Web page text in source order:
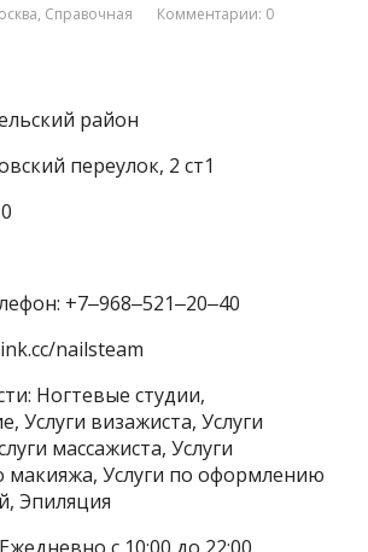
, Справочная Комментарии: 0
район
переулок, 2 ст1
+7‒968‒521‒20‒40
nailsteam
Ногтевые студии,
Услуги визажиста, Услуги
массажиста, Услуги
макияжа, Услуги по оформлению
Эпиляция